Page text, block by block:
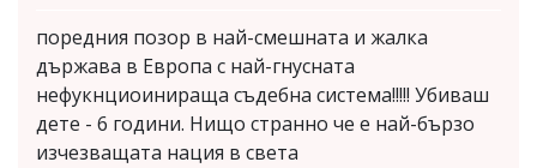
поредния позор в най-смешната и жалка
държава в Европа с най-гнусната
нефукнциоинираща съдебна система!!!!! Убиваш
дете - 6 години. Нищо странно че е най-бързо
изчезващата нация в света